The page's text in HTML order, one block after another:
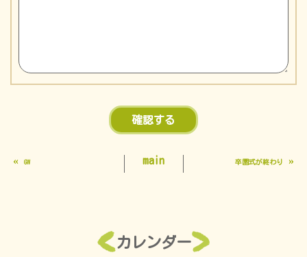
« GW main 卒園式が終わり »
カレンダー